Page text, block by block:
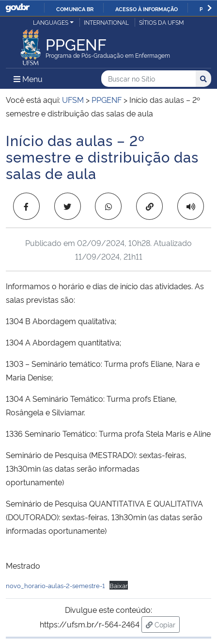
IR
COMUNICA BR ACESSO À INFORMAÇÃO
Ministério da Justiça e Segurança Pública
Ministério da Defesa
Ministério das Relações Exteriores
Ministério da Infraestrutura
Ministério da Agricultura, Pecuária e Abastecimento
Ministério da Educação
Ministério da Ciência, Tecnologia, Inovações e Comunicações
Ministério do Meio Ambiente
Ministério do Desenvolvimento Regional
Ministério da Mulher, da Família e dos Direitos Humanos
Secretaria-Geral
Secretaria de Governo
Gabinete de Segurança Institucional
Advocacia-Geral da União
Planalto
LANGUAGES INTERNATIONAL SÍTIOS DA UFSM
PPGENF
Programa de Pós-Graduação em Enfermagem
Menu Menu Principal do Sítio
Busca
Buscar no no Sítio
Busca:
Você está aqui: UFSM > PPGENF > Início das aulas – 2º
semestre e distribuição das salas de aula
Início do conteúdo
Início das aulas – 2º
semestre e distribuição das
salas de aula
Copiar para área
Publicado em 02/09/2024, 10h28. Atualizado
11/09/2024, 21h11
Informamos o horário e dias de início das atividades. As
salas previstas são:
1304 B Abordagem qualitativa;
1304 A Abordagem quantitativa;
1303 – Seminário temático: Turma profs Eliane, Nara e
Maria Denise;
1304 A Seminário Temático: Turma profs Etiane,
Rosângela e Silviamar.
1336 Seminario Temático: Turma profa Stela Maris e Aline
Seminário de Pesquisa (MESTRADO): sextas-feiras,
13h30min (as datas serão informadas
oportunamente)
Seminário de Pesquisa QUANTITATIVA E QUALITATIVA
(DOUTORADO): sextas-feiras, 13h30min (as datas serão
informadas oportunamente)
Mestrado
novo_horario-aulas-2-semestre-1 Baixar
Divulgue este conteúdo:
https://ufsm.br/r-564-2464
Copiar
para área de